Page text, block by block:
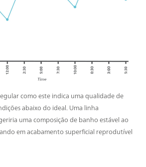
como este indica uma qualidade de
abaixo do ideal. Uma linha
uma composição de banho estável ao
em acabamento superficial reprodutível